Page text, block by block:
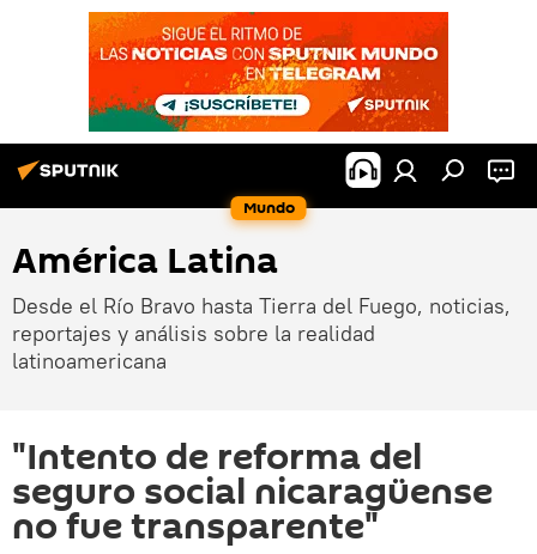
Mundo
América Latina
Desde el Río Bravo hasta Tierra del Fuego, noticias,
reportajes y análisis sobre la realidad
latinoamericana
"Intento de reforma del
seguro social nicaragüense
no fue transparente"